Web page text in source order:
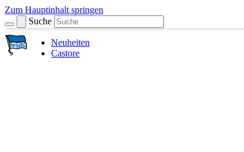
Zum Hauptinhalt springen
Suche
Neuheiten
Castore